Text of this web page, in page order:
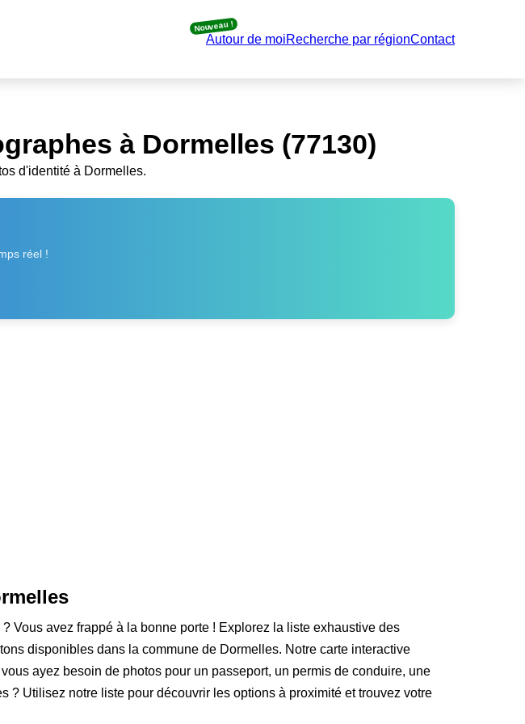
Autour de moi
Nouveau !
Recherche par régionContact
à Dormelles (77130)
d'identité à Dormelles.
réel !
Vous avez frappé à la bonne porte ! Explorez la liste exhaustive des
disponibles dans la commune de Dormelles. Notre carte interactive
ayez besoin de photos pour un passeport, un permis de conduire, une
? Utilisez notre liste pour découvrir les options à proximité et trouvez votre